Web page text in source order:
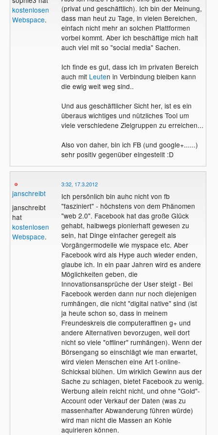
kostenlosen
Webspace.
(privat und geschäftlich). Ich bin der Meinung,
dass man heut zu Tage, in vielen Bereichen,
einfach nicht mehr an solchen Plattformen
vorbei kommt. Aber ich beschäftige mich halt
auch viel mit so "social media" Sachen.
Ich finde es gut, dass ich im privaten Bereich
auch mit Leuten in Verbindung bleiben kann
die ewig weit weg sind..
Und aus geschäftlicher Sicht her, ist es ein
überaus wichtiges und nützliches Tool um
viele verschiedene Zielgruppen zu erreichen...
Also von daher, bin ich FB (und google+......)
sehr positiv gegenüber eingestellt :D
janschreibt
janschreibt
hat
kostenlosen
Webspace.
3:32, 17.3.2012
Ich persönlich bin auhc nicht von fb
"fasziniert" - höchstens von dem Phänomen
"web 2.0". Facebook hat das große Glück
gehabt, halbwegs pionierhaft gewesen zu
sein, hat Dinge einfacher geregelt als
Vorgängermodelle wie myspace etc. Aber
Facebook wird als Hype auch wieder enden,
glaube ich. In ein paar Jahren wird es andere
Möglichkeiten geben, die
Innovationsansprüche der User steigt - Bei
Facebook werden dann nur noch diejenigen
rumhängen, die nicht "digital native" sind (ist
ja heute schon so, dass in meinem
Freundeskreis die computeraffinen g+ und
andere Alternativen bevorzugen, weil dort
nicht so viele "offliner" rumhängen). Wenn der
Börsengang so einschlägt wie man erwartet,
wird vielen Menschen eine Art t-online-
Schicksal blühen. Um wirklich Gewinn aus der
Sache zu schlagen, bietet Facebook zu wenig.
Werbung allein reicht nicht, und ohne "Gold"-
Account oder Verkauf der Daten (was zu
massenhafter Abwanderung führen würde)
wird man nicht die Massen an Kohle
aquirieren können.